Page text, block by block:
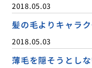
2018.05.03
髪の毛よりキャラ
2018.05.03
薄毛を隠そうとし